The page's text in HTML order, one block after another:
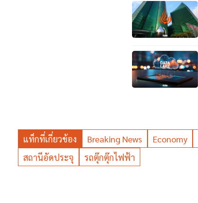
แท็กที่เกี่ยวข้อง Breaking News Economy
สถานีอัดประจุ
รถตุ๊กตุ๊กไฟฟ้า